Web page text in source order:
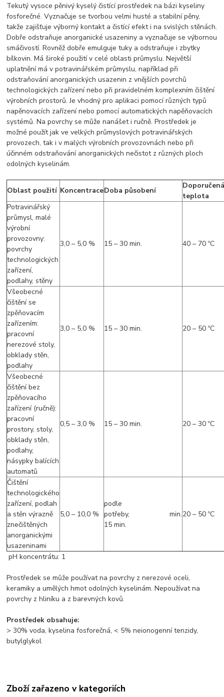
Tekutý vysoce pěnivý kyselý čistící prostředek na bázi kyseliny
fosforečné. Vyznačuje se tvorbou velmi husté a stabilní pěny,
takže zajišťuje výborný kontakt a čistící efekt i na svislých stěnách.
Dobře odstraňuje anorganické usazeniny a vyznačuje se výbornou
smáčivostí. Rovněž dobře emulguje tuky a odstraňuje i zbytky
bílkovin. Má široké použití v celé oblasti průmyslu. Největší
uplatnění má v potravinářském průmyslu, například při
odstraňování anorganických usazenin z vnějších povrchů
technologických zařízení nebo při pravidelném komplexním čištění
výrobních prostorů. Je vhodný pro aplikaci pomocí různých typů
napěnovacích zařízení nebo pomocí automatických napěňovacích
systémů. Na povrchy se může nanášet i ručně. Prostředek je
možné použít jak ve velkých průmyslových potravinářských
provozech, tak i v malých výrobních provozovnách nebo při
účinném odstraňování anorganických nečistot z různých ploch
odolných kyselinám.
Oblast použití KoncentraceDoba působení
teplota
Potravinářský
průmysl, malé
výrobní
provozovny:
povrchy
technologických
zařízení,
podlahy, stěny
3,0 – 5,0 % 15 – 30 min. 40 – 70 ºC
Všeobecné
čištění se
zpěňovacím
zařízením:
pracovní
nerezové stoly,
obklady stěn,
podlahy
3,0 – 5,0 % 15 – 30 min. 20 – 50 ºC
Všeobecné
čištění bez
zpěňovacího
zařízení (ručně):
pracovní
prostory, stoly,
obklady stěn,
podlahy,
násypky balících
automatů
0,5 – 3,0 % 15 – 30 min. 20 – 30 ºC
Čištění
technologického
zařízení, podlah
a stěn výrazně
znečištěných
anorganickými
usazeninami
5,0 – 10,0 %
podle
potřeby, min.
15 min.
20 – 50 ºC
pH koncentrátu: 1
Prostředek se může používat na povrchy z nerezové oceli,
keramiky a umělých hmot odolných kyselinám. Nepoužívat na
povrchy z hliníku a z barevných kovů.
Prostředek obsahuje:
> 30% voda, kyselina fosforečná, < 5% neionogenní tenzidy,
butylglykol
Zboží zařazeno v kategoriích